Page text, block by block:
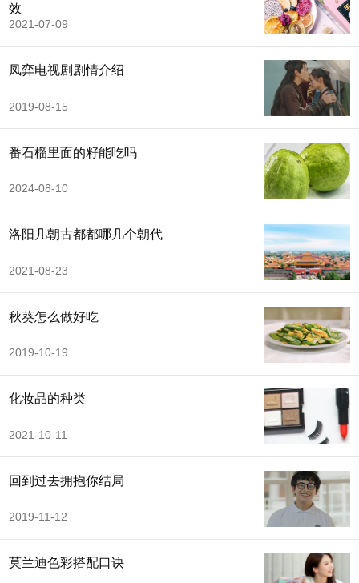
效
2021-07-09
凤弈电视剧剧情介绍
2019-08-15
番石榴里面的籽能吃吗
2024-08-10
洛阳几朝古都都哪几个朝代
2021-08-23
秋葵怎么做好吃
2019-10-19
化妆品的种类
2021-10-11
回到过去拥抱你结局
2019-11-12
莫兰迪色彩搭配口诀